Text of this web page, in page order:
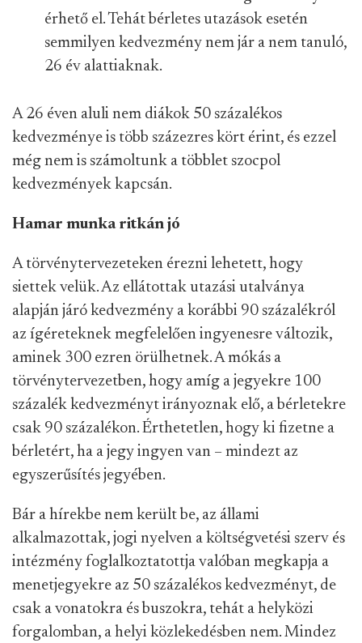
érhető el. Tehát bérletes utazások esetén
semmilyen kedvezmény nem jár a nem tanuló,
26 év alattiaknak.
A 26 éven aluli nem diákok 50 százalékos
kedvezménye is több százezres kört érint, és ezzel
még nem is számoltunk a többlet szocpol
kedvezmények kapcsán.
Hamar munka ritkán jó
A törvénytervezeteken érezni lehetett, hogy
siettek velük. Az ellátottak utazási utalványa
alapján járó kedvezmény a korábbi 90 százalékról
az ígéreteknek megfelelően ingyenesre változik,
aminek 300 ezren örülhetnek. A mókás a
törvénytervezetben, hogy amíg a jegyekre 100
százalék kedvezményt irányoznak elő, a bérletekre
csak 90 százalékon. Érthetetlen, hogy ki fizetne a
bérletért, ha a jegy ingyen van – mindezt az
egyszerűsítés jegyében.
Bár a hírekbe nem került be, az állami
alkalmazottak, jogi nyelven a költségvetési szerv és
intézmény foglalkoztatottja valóban megkapja a
menetjegyekre az 50 százalékos kedvezményt, de
csak a vonatokra és buszokra, tehát a helyközi
forgalomban, a helyi közlekedésben nem. Mindez